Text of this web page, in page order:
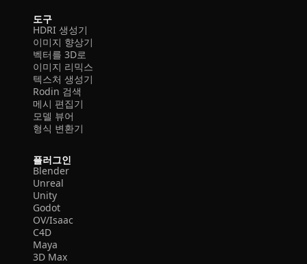
도구
HDRI 생성기
이미지 향상기
벡터를 3D로
이미지 리믹스
텍스처 생성기
Rodin 검색
메시 편집기
모델 뷰어
형식 변환기
플러그인
Blender
Unreal
Unity
Godot
OV/Isaac
C4D
Maya
3D Max